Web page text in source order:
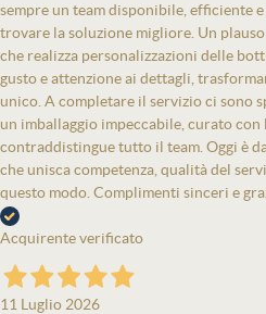
sempre un team disponibile, efficiente
trovare la soluzione migliore. Un
che realizza personalizzazioni delle
gusto e attenzione ai dettagli,
unico. A completare il servizio ci sono
un imballaggio impeccabile, curato con
contraddistingue tutto il team. Oggi è
che unisca competenza, qualità del
questo modo. Complimenti sinceri e
Acquirente verificato
11 Luglio 2026